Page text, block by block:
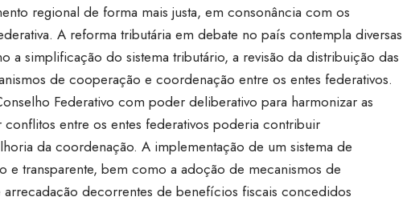
regional de forma mais justa, em consonância com os
A reforma tributária em debate no país contempla diversas
a simplificação do sistema tributário, a revisão da distribuição das
de cooperação e coordenação entre os entes federativos.
Federativo com poder deliberativo para harmonizar as
entre os entes federativos poderia contribuir
da coordenação. A implementação de um sistema de
e transparente, bem como a adoção de mecanismos de
decorrentes de benefícios fiscais concedidos